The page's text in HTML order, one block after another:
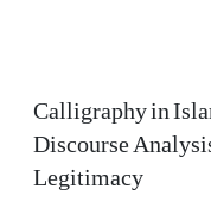
Calligraphy in
Discourse
Legitimacy